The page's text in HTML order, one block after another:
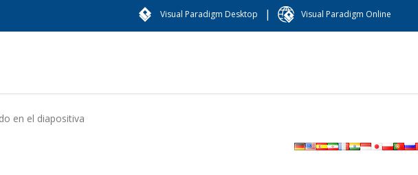
Visual Paradigm Desktop | Visual Paradigm Online
en el diapositiva